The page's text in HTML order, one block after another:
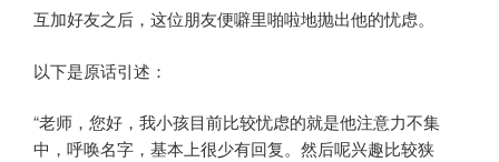
互加好友之后，这位朋友便噼里啪啦地抛出他的忧虑。
以下是原话引述：
“老师，您好，我小孩目前比较忧虑的就是他注意力不集
中，呼唤名字，基本上很少有回复。然后呢兴趣比较狭